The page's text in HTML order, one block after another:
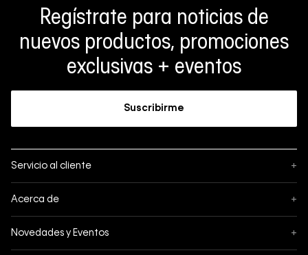
Regístrate para noticias de
nuevos productos, promociones
exclusivas + eventos
Suscribirme
Servicio al cliente +
Mis pedidos
Formas de pago
Acerca de +
Política de privacidad
Novedades y Eventos +